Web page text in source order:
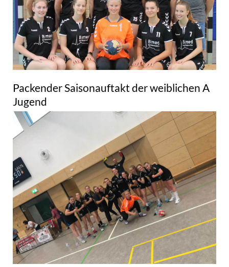
Packender Saisonauftakt der weiblichen A
Jugend